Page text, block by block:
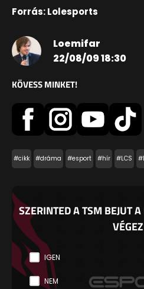
Forrás: Lolesports
Loemifar
22/08/09 18:30
KÖVESS MINKET!
#cikk #dráma #esport #hír #LCS
SZERINTED A TSM BEJUT
IGEN
NEM